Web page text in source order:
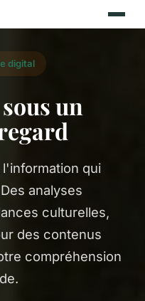
digital
un
qui
analyses
culturelles,
des contenus
compréhension